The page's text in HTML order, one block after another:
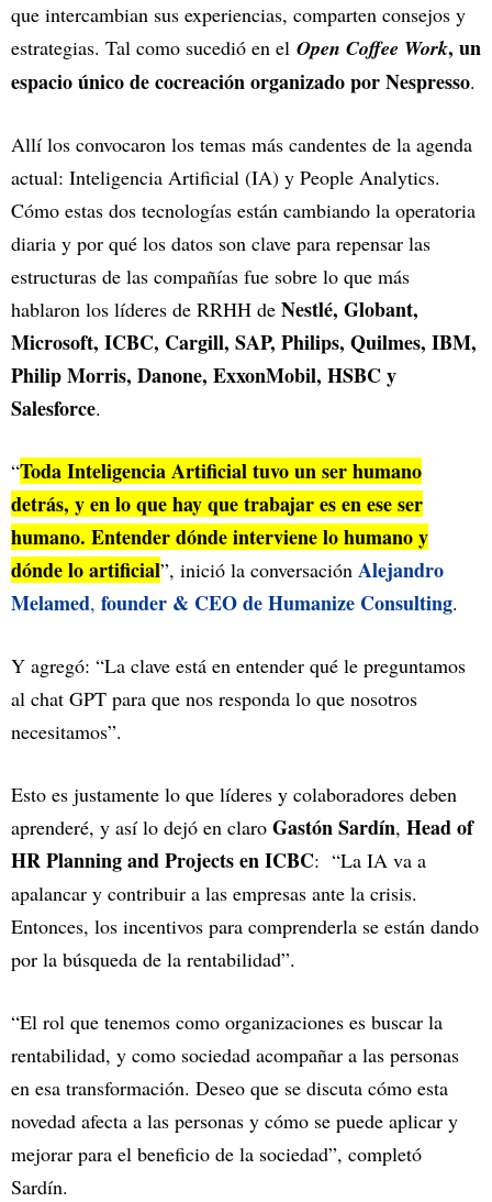
que intercambian sus experiencias, comparten consejos y
estrategias. Tal como sucedió en el Open Coffee Work, un
espacio único de cocreación organizado por Nespresso.
Allí los convocaron los temas más candentes de la agenda
actual: Inteligencia Artificial (IA) y People Analytics.
Cómo estas dos tecnologías están cambiando la operatoria
diaria y por qué los datos son clave para repensar las
estructuras de las compañías fue sobre lo que más
hablaron los líderes de RRHH de Nestlé, Globant,
Microsoft, ICBC, Cargill, SAP, Philips, Quilmes, IBM,
Philip Morris, Danone, ExxonMobil, HSBC y
Salesforce.
“Toda Inteligencia Artificial tuvo un ser humano
detrás, y en lo que hay que trabajar es en ese ser
humano. Entender dónde interviene lo humano y
dónde lo artificial”, inició la conversación Alejandro
Melamed, founder & CEO de Humanize Consulting.
Y agregó: “La clave está en entender qué le preguntamos
al chat GPT para que nos responda lo que nosotros
necesitamos”.
Esto es justamente lo que líderes y colaboradores deben
aprenderé, y así lo dejó en claro Gastón Sardín, Head of
HR Planning and Projects en ICBC: “La IA va a
apalancar y contribuir a las empresas ante la crisis.
Entonces, los incentivos para comprenderla se están dando
por la búsqueda de la rentabilidad”.
“El rol que tenemos como organizaciones es buscar la
rentabilidad, y como sociedad acompañar a las personas
en esa transformación. Deseo que se discuta cómo esta
novedad afecta a las personas y cómo se puede aplicar y
mejorar para el beneficio de la sociedad”, completó
Sardín.